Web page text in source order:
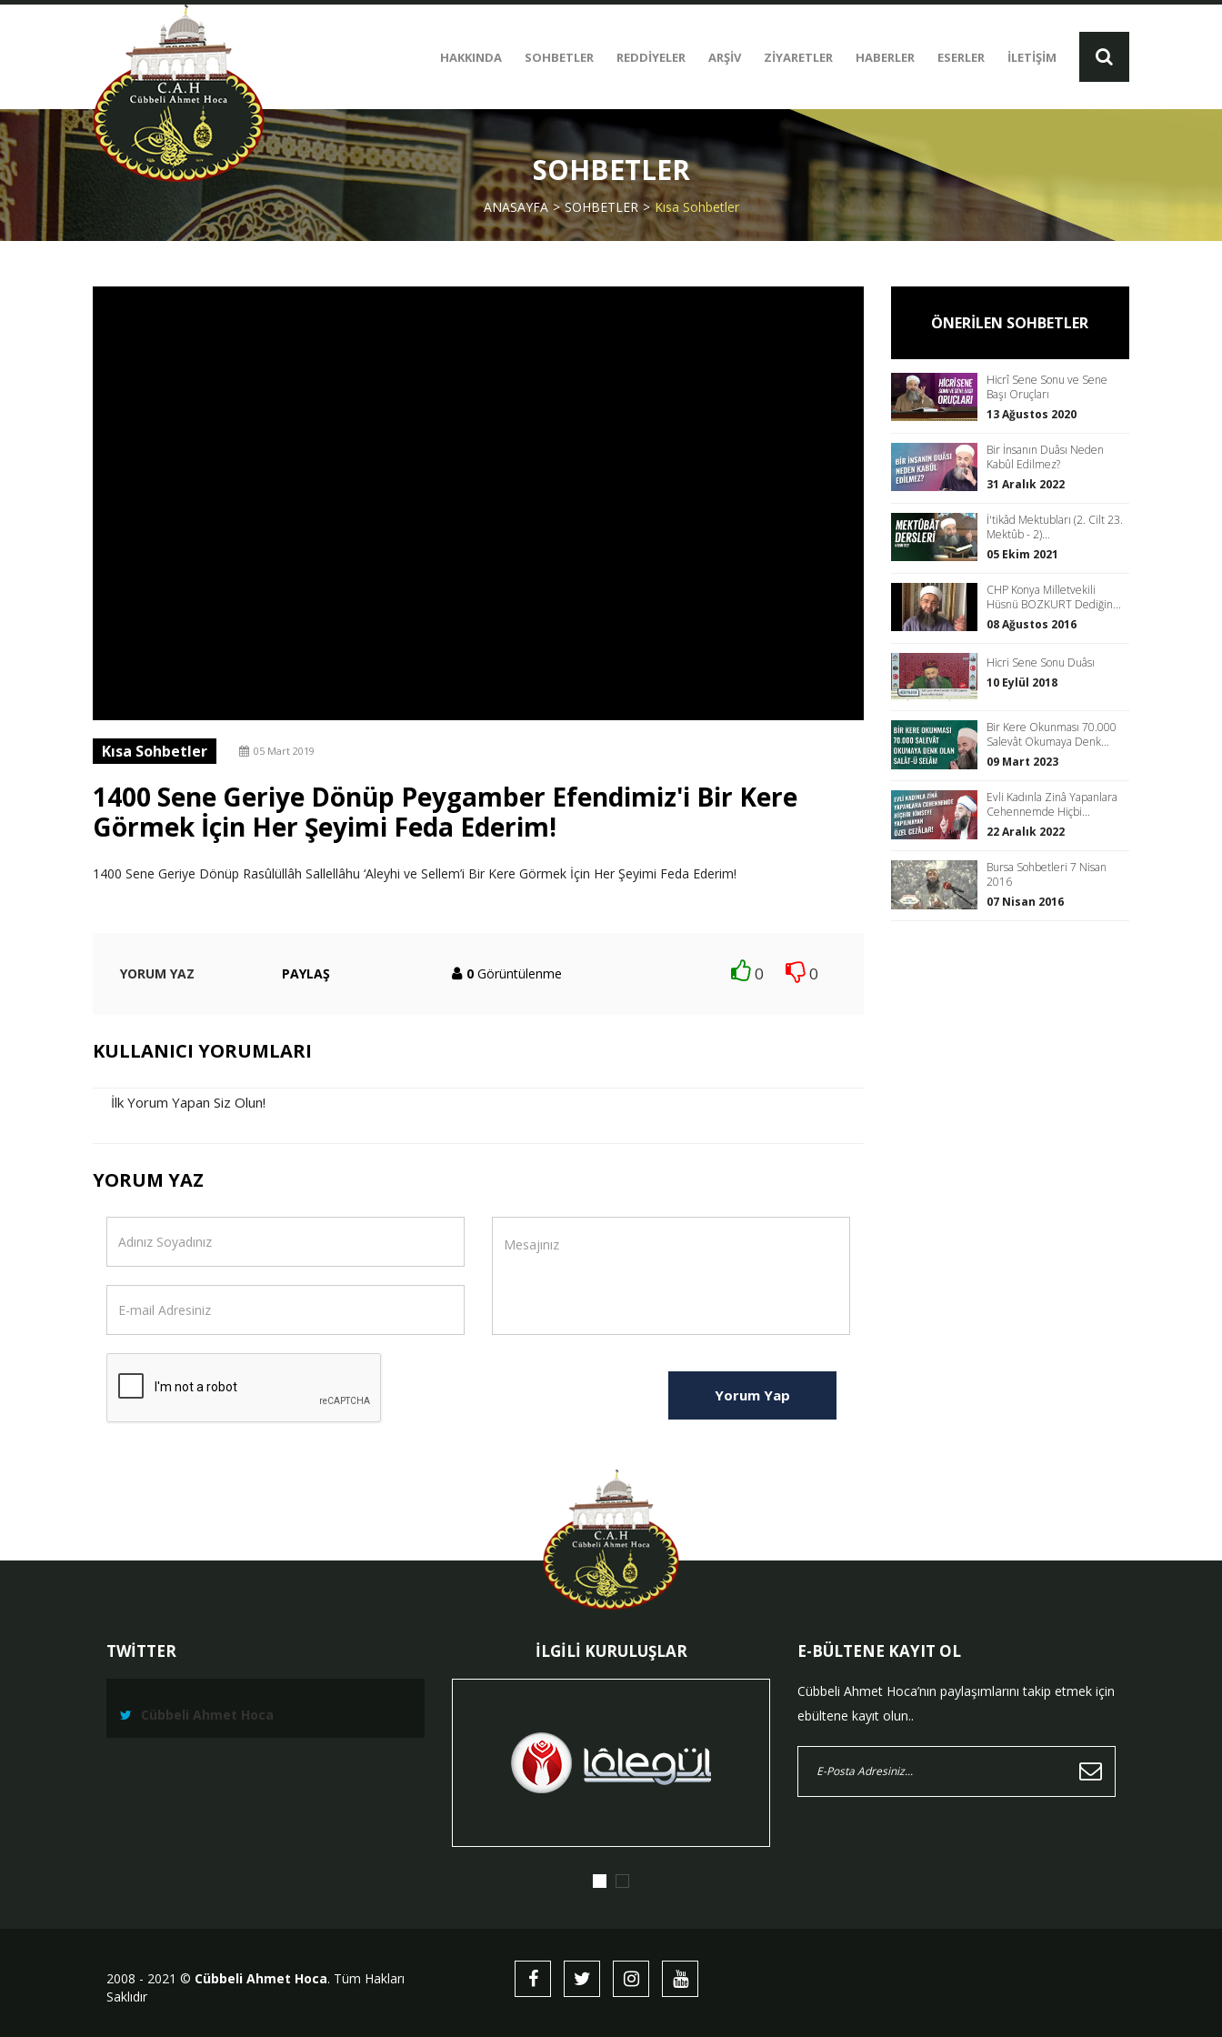
HAKKINDA SOHBETLER REDDİYELER ARŞİV ZİYARETLER HABERLER ESERLER İLETİŞİM
SOHBETLER
ANASAYFA SOHBETLER Kısa Sohbetler
Kısa Sohbetler 05 Mart 2019
1400 Sene Geriye Dönüp Peygamber Efendimiz'i Bir Kere
Görmek İçin Her Şeyimi Feda Ederim!
1400 Sene Geriye Dönüp Rasûlüllâh Sallellâhu ‘Aleyhi ve Sellem’i Bir Kere Görmek İçin Her Şeyimi Feda Ederim!
YORUM YAZ PAYLAŞ 0 Görüntülenme 0 0
KULLANICI YORUMLARI
İlk Yorum Yapan Siz Olun!
YORUM YAZ
Yorum Yap
ÖNERİLEN SOHBETLER
Hicrî Sene Sonu ve Sene
Başı Oruçları
13 Ağustos 2020
Bir İnsanın Duâsı Neden
Kabûl Edilmez?
31 Aralık 2022
İ'tikâd Mektubları (2. Cilt 23.
Mektûb - 2)...
05 Ekim 2021
CHP Konya Milletvekili
Hüsnü BOZKURT Dediğin...
08 Ağustos 2016
Hicri Sene Sonu Duâsı
10 Eylül 2018
Bir Kere Okunması 70.000
Salevât Okumaya Denk...
09 Mart 2023
Evli Kadınla Zinâ Yapanlara
Cehennemde Hiçbi...
22 Aralık 2022
Bursa Sohbetleri 7 Nisan
2016
07 Nisan 2016
TWİTTER
Cübbeli Ahmet Hoca
İLGİLİ KURULUŞLAR E-BÜLTENE KAYIT OL
Cübbeli Ahmet Hoca’nın paylaşımlarını takip etmek için
ebültene kayıt olun..
2008 - 2021 © Cübbeli Ahmet Hoca. Tüm Hakları
Saklıdır